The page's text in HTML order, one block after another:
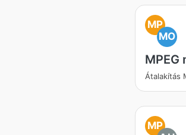
MP
MO
MPEG
Átalakítás
MP